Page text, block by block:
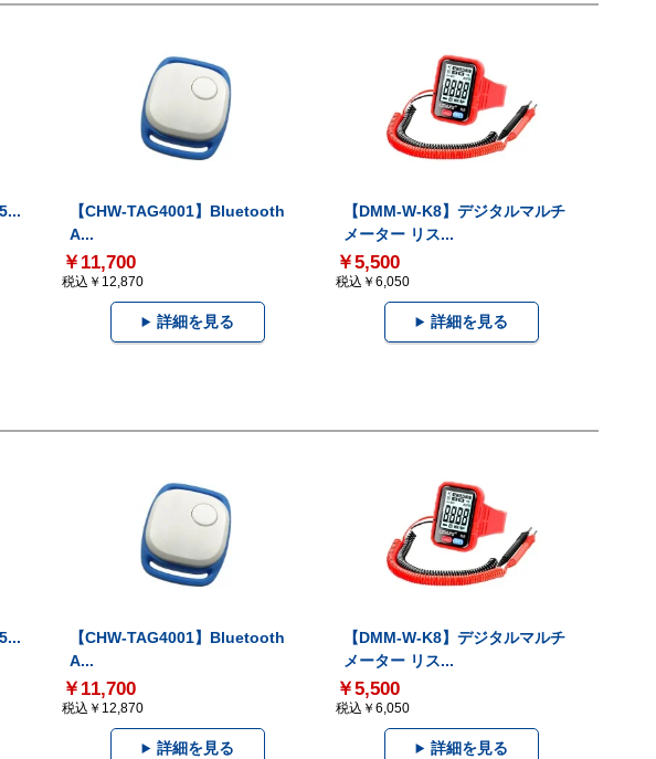
【CHW-TAG4001】Bluetooth
A...
￥11,700
税込￥12,870
詳細を見る
【DMM-W-K8】デジタルマルチ
メーター リス...
￥5,500
税込￥6,050
詳細を見る
【CHW-TAG4001】Bluetooth
A...
￥11,700
税込￥12,870
詳細を見る
【DMM-W-K8】デジタルマルチ
メーター リス...
￥5,500
税込￥6,050
詳細を見る